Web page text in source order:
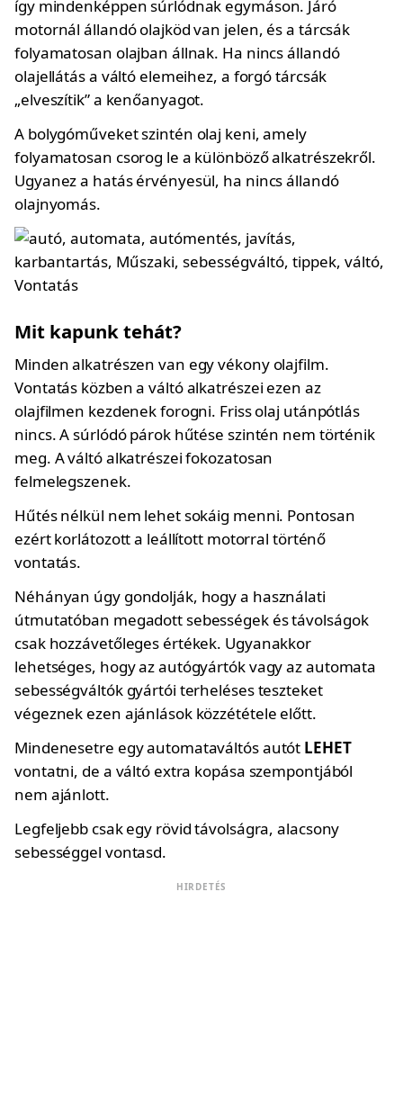
így mindenképpen súrlódnak egymáson. Járó
motornál állandó olajköd van jelen, és a tárcsák
folyamatosan olajban állnak. Ha nincs állandó
olajellátás a váltó elemeihez, a forgó tárcsák
„elveszítik” a kenőanyagot.
A bolygóműveket szintén olaj keni, amely
folyamatosan csorog le a különböző alkatrészekről.
Ugyanez a hatás érvényesül, ha nincs állandó
olajnyomás.
Mit kapunk tehát?
Minden alkatrészen van egy vékony olajfilm.
Vontatás közben a váltó alkatrészei ezen az
olajfilmen kezdenek forogni. Friss olaj utánpótlás
nincs. A súrlódó párok hűtése szintén nem történik
meg. A váltó alkatrészei fokozatosan
felmelegszenek.
Hűtés nélkül nem lehet sokáig menni. Pontosan
ezért korlátozott a leállított motorral történő
vontatás.
Néhányan úgy gondolják, hogy a használati
útmutatóban megadott sebességek és távolságok
csak hozzávetőleges értékek. Ugyanakkor
lehetséges, hogy az autógyártók vagy az automata
sebességváltók gyártói terheléses teszteket
végeznek ezen ajánlások közzététele előtt.
Mindenesetre egy automataváltós autót LEHET
vontatni, de a váltó extra kopása szempontjából
nem ajánlott.
Legfeljebb csak egy rövid távolságra, alacsony
sebességgel vontasd.
HIRDETÉS